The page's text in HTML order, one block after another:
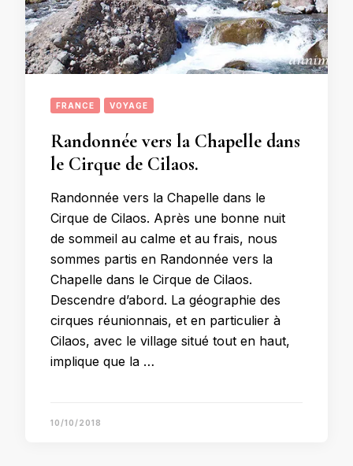
FRANCE VOYAGE
Randonnée vers la Chapelle dans
le Cirque de Cilaos.
Randonnée vers la Chapelle dans le
Cirque de Cilaos. Après une bonne nuit
de sommeil au calme et au frais, nous
sommes partis en Randonnée vers la
Chapelle dans le Cirque de Cilaos.
Descendre d’abord. La géographie des
cirques réunionnais, et en particulier à
Cilaos, avec le village situé tout en haut,
implique que la …
10/10/2018